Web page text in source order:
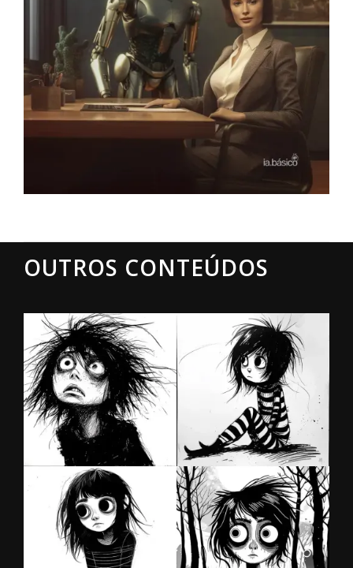
OUTROS CONTEÚDOS